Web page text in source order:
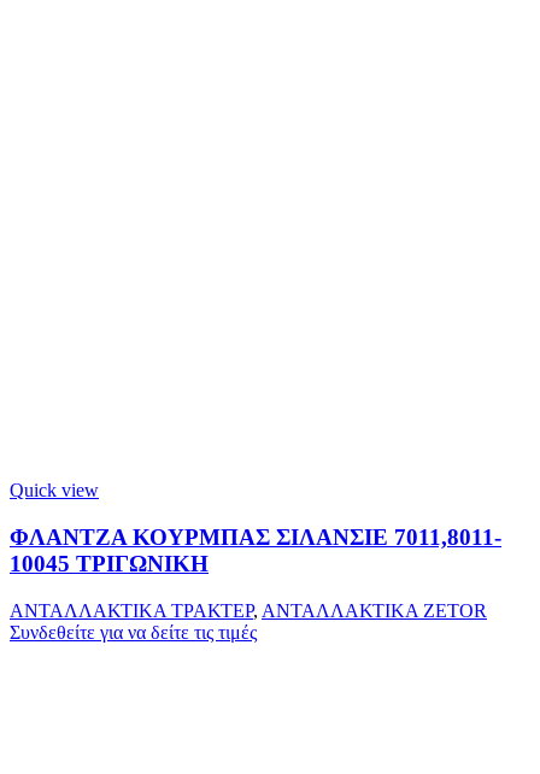
Quick view
ΦΛΑΝΤΖΑ ΚΟΥΡΜΠΑΣ ΣΙΛΑΝΣΙΕ 7011,8011-
10045 ΤΡΙΓΩΝΙΚΗ
ΑΝΤΑΛΛΑΚΤΙΚΑ ΤΡΑΚΤΕΡ, ΑΝΤΑΛΛΑΚΤΙΚΑ ZETOR
Συνδεθείτε για να δείτε τις τιμές